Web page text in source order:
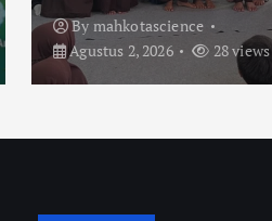
By mahkotascience
Agustus 2, 2026
28 views